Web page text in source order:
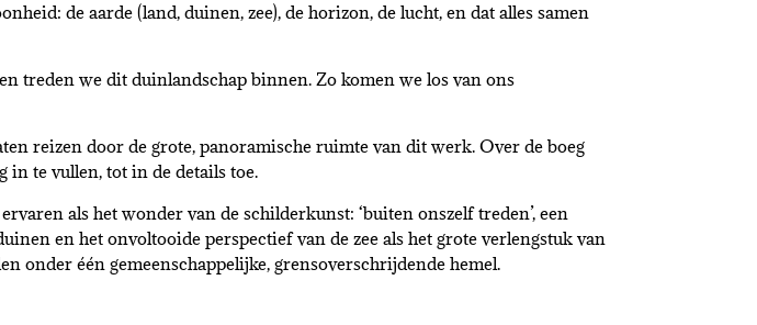
de aarde (land, duinen, zee), de horizon, de lucht, en dat alles samen
treden we dit duinlandschap binnen. Zo komen we los van ons
reizen door de grote, panoramische ruimte van dit werk. Over de boeg
in te vullen, tot in de details toe.
als het wonder van de schilderkunst: ‘buiten onszelf treden’, een
en het onvoltooide perspectief van de zee als het grote verlengstuk van
onder één gemeenschappelijke, grensoverschrijdende hemel.